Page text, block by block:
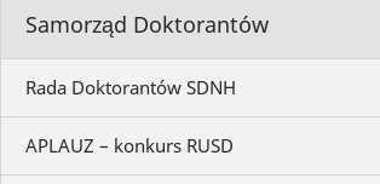
Samorząd Doktorantów
Rada Doktorantów SDNH
APLAUZ – konkurs RUSD